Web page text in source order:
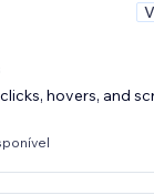
hovers, and